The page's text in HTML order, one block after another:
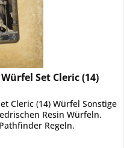
Set Cleric (14)
Cleric (14) Würfel Sonstige
Resin Würfeln.
Regeln.